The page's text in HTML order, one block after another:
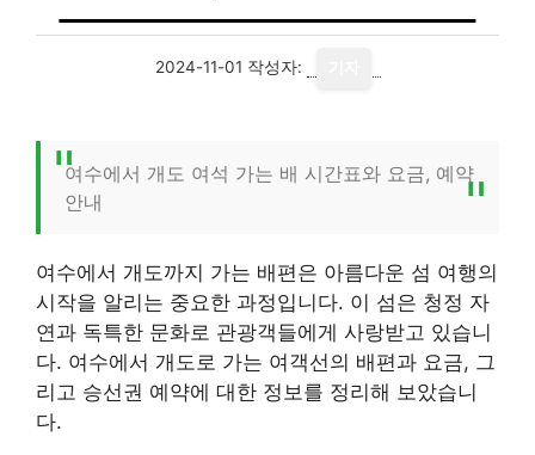
2024-11-01 작성자:
여수에서 개도 여석 가는 배 시간표와 요금, 예약
안내
여수에서 개도까지 가는 배편은 아름다운 섬 여행의
시작을 알리는 중요한 과정입니다. 이 섬은 청정 자
연과 독특한 문화로 관광객들에게 사랑받고 있습니
다. 여수에서 개도로 가는 여객선의 배편과 요금, 그
리고 승선권 예약에 대한 정보를 정리해 보았습니
다.